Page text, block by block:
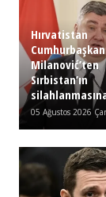
Hırvatistan
Milanović’ten
Sırbistan’ın
05 Ağustos 2026